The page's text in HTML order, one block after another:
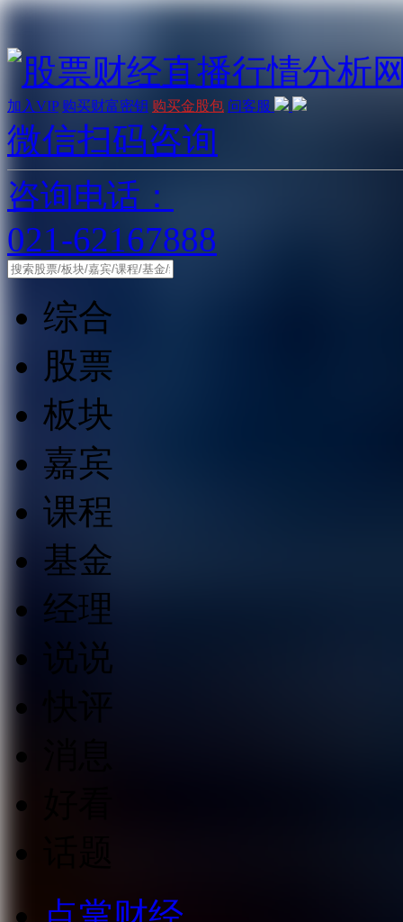
加入VIP 购买财富密钥 购买金股包 问客服
微信扫码咨询
咨询电话：
021-62167888
综合
股票
板块
嘉宾
课程
基金
经理
说说
快评